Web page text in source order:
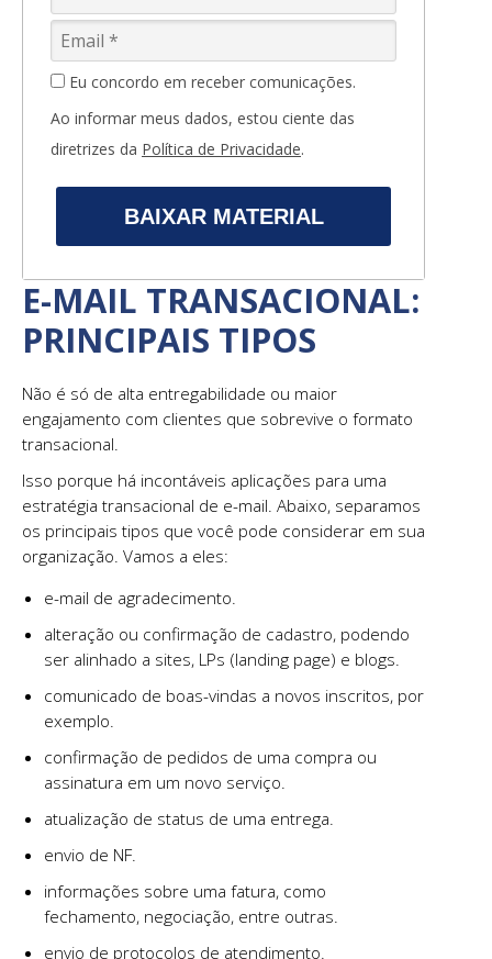
Eu concordo em receber comunicações.
Ao informar meus dados, estou ciente das
diretrizes da Política de Privacidade.
BAIXAR MATERIAL
E-MAIL TRANSACIONAL:
PRINCIPAIS TIPOS
Não é só de alta entregabilidade ou maior
engajamento com clientes que sobrevive o formato
transacional.
Isso porque há incontáveis aplicações para uma
estratégia transacional de e-mail. Abaixo, separamos
os principais tipos que você pode considerar em sua
organização. Vamos a eles:
e-mail de agradecimento.
alteração ou confirmação de cadastro, podendo
ser alinhado a sites, LPs (landing page) e blogs.
comunicado de boas-vindas a novos inscritos, por
exemplo.
confirmação de pedidos de uma compra ou
assinatura em um novo serviço.
atualização de status de uma entrega.
envio de NF.
informações sobre uma fatura, como
fechamento, negociação, entre outras.
envio de protocolos de atendimento.